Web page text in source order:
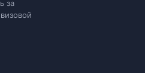
за